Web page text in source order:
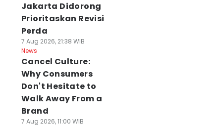
Jakarta Didorong
Prioritaskan Revisi
Perda
7 Aug 2026, 21:38 WIB
News
Cancel Culture:
Why Consumers
Don't Hesitate to
Walk Away From a
Brand
7 Aug 2026, 11:00 WIB